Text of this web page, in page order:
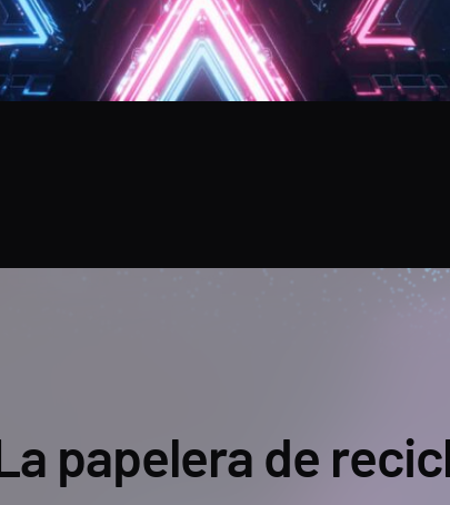
La papelera de